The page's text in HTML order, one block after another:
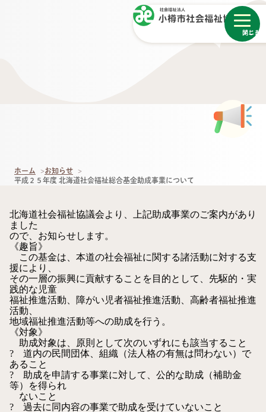
メニュー
閉じる
ホーム
お知らせ
平成２５年度 北海道社会福祉総合基金助成事業について
北海道社会福祉協議会より、上記助成事業のご案内があり
ました
ので、お知らせします。
《趣旨》
この基金は、本道の社会福祉に関する諸活動に対する支
援により、
その一層の振興に貢献することを目的として、先駆的・実
践的な児童
福祉推進活動、障がい児者福祉推進活動、高齢者福祉推進
活動、
地域福祉推進活動等への助成を行う。
《対象》
助成対象は、原則として次のいずれにも該当すること
? 道内の民間団体、組織（法人格の有無は問わない）で
あること
? 助成を申請する事業に対して、公的な助成（補助金
等）を得られ
ないこと
? 過去に同内容の事業で助成を受けていないこと